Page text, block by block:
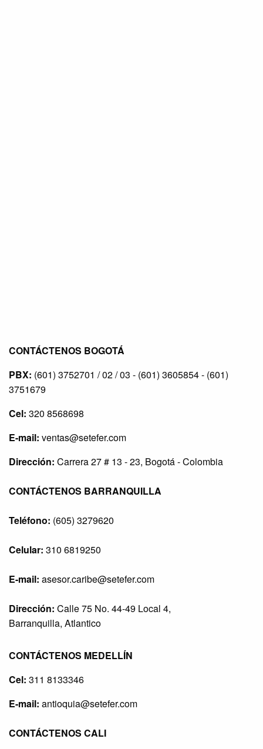
CONTÁCTENOS BOGOTÁ
PBX: (601) 3752701 / 02 / 03 - (601) 3605854 - (601)
3751679
Cel: 320 8568698
E-mail: ventas@setefer.com
Dirección: Carrera 27 # 13 - 23, Bogotá - Colombia
CONTÁCTENOS BARRANQUILLA
Teléfono: (605) 3279620
Celular: 310 6819250
E-mail: asesor.caribe@setefer.com
Dirección: Calle 75 No. 44-49 Local 4,
Barranquilla, Atlantico
CONTÁCTENOS MEDELLÍN
Cel: 311 8133346
E-mail: antioquia@setefer.com
CONTÁCTENOS CALI